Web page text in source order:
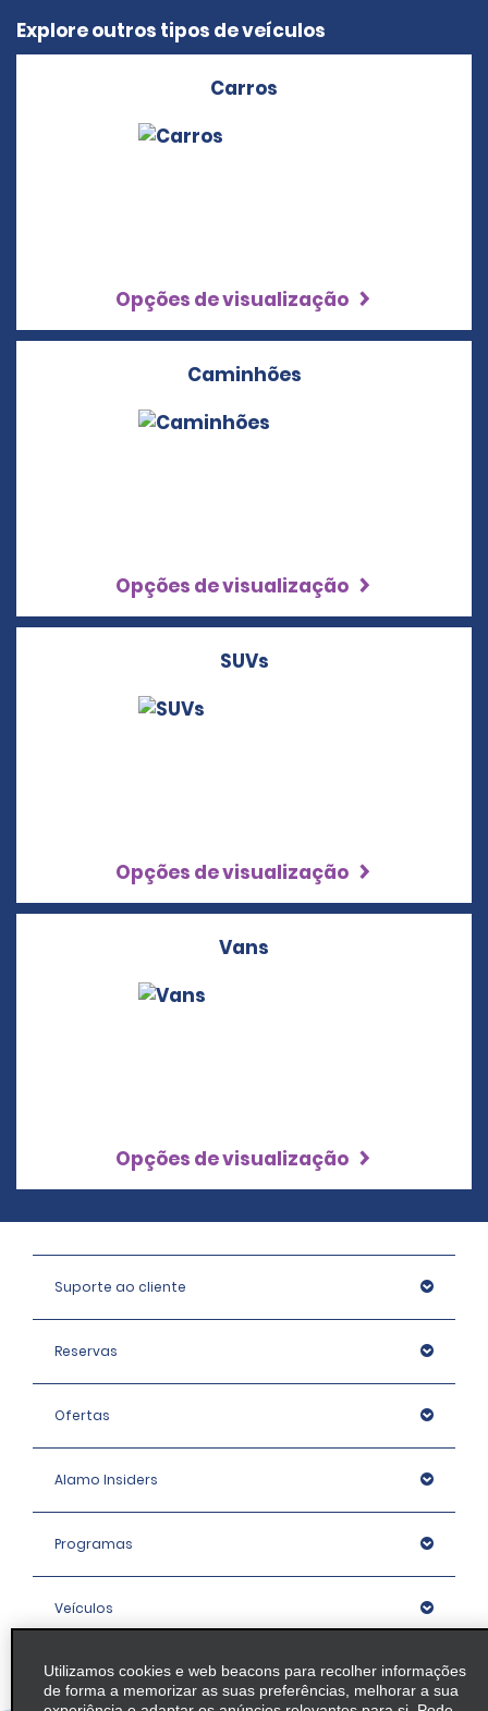
Explore outros tipos de veículos
Carros
Opções de visualização
Caminhões
Opções de visualização
SUVs
Opções de visualização
Vans
Opções de visualização
Suporte ao cliente
Reservas
Ofertas
Alamo Insiders
Programas
Veículos
Agências
Utilizamos cookies e web beacons para recolher informações
de forma a memorizar as suas preferências, melhorar a sua